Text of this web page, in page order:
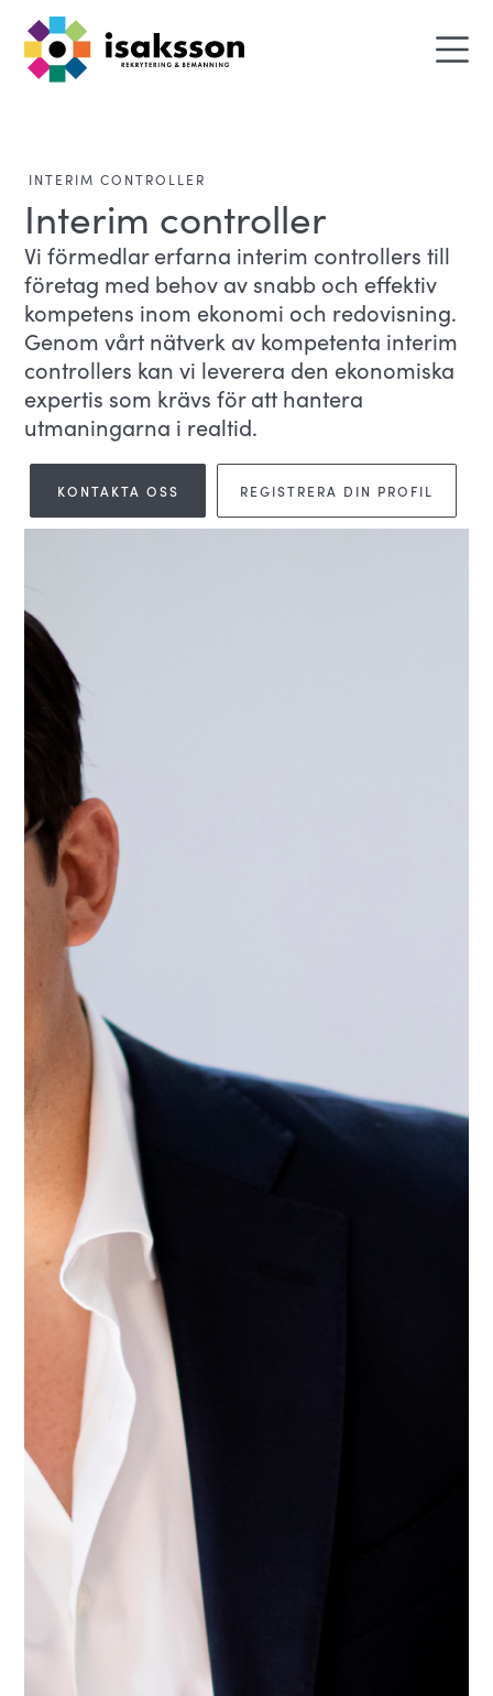
INTERIM CONTROLLER
Interim controller
Vi förmedlar erfarna interim controllers till
företag med behov av snabb och effektiv
kompetens inom ekonomi och redovisning.
Genom vårt nätverk av kompetenta interim
controllers kan vi leverera den ekonomiska
expertis som krävs för att hantera
utmaningarna i realtid.
KONTAKTA OSS REGISTRERA DIN PROFIL